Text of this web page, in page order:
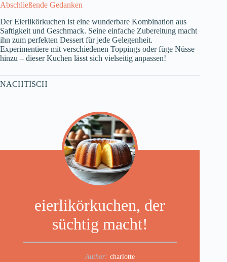
Abschließende Gedanken
Der Eierlikörkuchen ist eine wunderbare Kombination aus
Saftigkeit und Geschmack. Seine einfache Zubereitung macht
ihn zum perfekten Dessert für jede Gelegenheit.
Experimentiere mit verschiedenen Toppings oder füge Nüsse
hinzu – dieser Kuchen lässt sich vielseitig anpassen!
NACHTISCH
eierlikörkuchen, der
süchtig macht!
Author: charlotte